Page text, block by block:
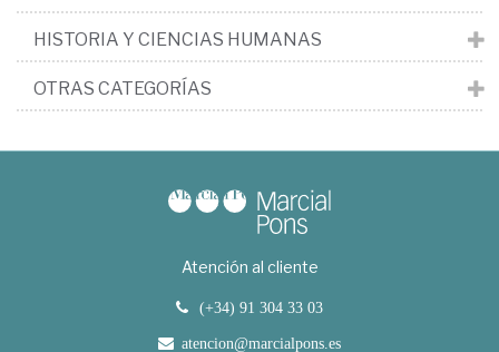
HISTORIA Y CIENCIAS HUMANAS
OTRAS CATEGORÍAS
Atención al cliente
(+34) 91 304 33 03
atencion@marcialpons.es